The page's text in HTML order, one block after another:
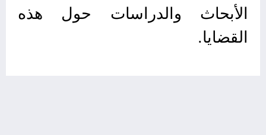
الأبحاث والدراسات حول هذه
القضايا.